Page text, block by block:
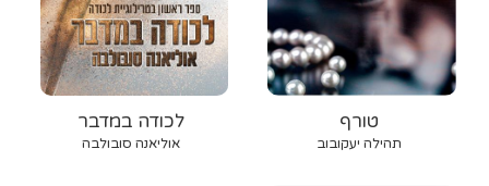
לכודה במדבר
אוליאנה סובולבה
טורף
תהילה יעקובוב